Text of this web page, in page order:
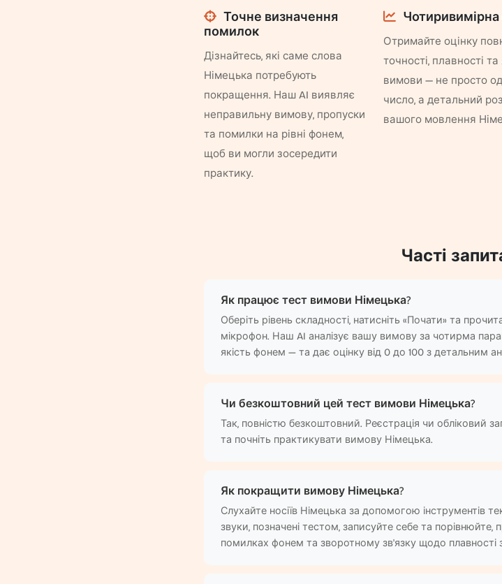
Точне визначення
помилок
Дізнайтесь, які саме слова
Німецька потребують
покращення. Наш AI виявляє
неправильну вимову, пропуски
та помилки на рівні фонем,
щоб ви могли зосередити
практику.
Чотиривимірна
Отримайте оцінку
точності, плавності та
вимови — не просто
число, а детальний
вашого мовлення
Часті
Як працює тест вимови Німецька?
Оберіть рівень складності, натисніть «Почати» та
мікрофон. Наш AI аналізує вашу вимову за чотирма
якість фонем — та дає оцінку від 0 до 100 з детальним
Чи безкоштовний цей тест вимови Німецька?
Так, повністю безкоштовний. Реєстрація чи обліковий
та почніть практикувати вимову Німецька.
Як покращити вимову Німецька?
Слухайте носіїв Німецька за допомогою інструментів
звуки, позначені тестом, записуйте себе та
помилках фонем та зворотному зв'язку щодо плавності